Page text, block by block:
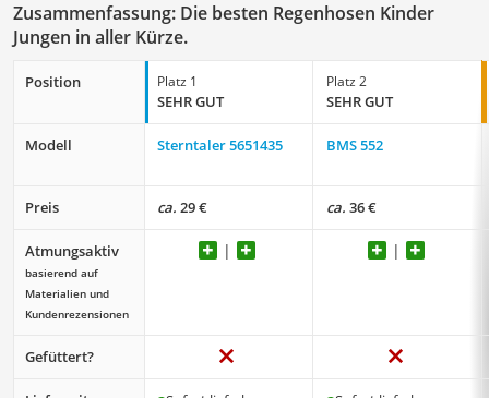
Zusammenfassung: Die besten Regenhosen Kinder
Jungen in aller Kürze.
Position Platz 1
SEHR GUT
Platz 2
SEHR GUT
Modell Sterntaler 5651435 BMS 552
Preis ca. 29 € ca. 36 €
Atmungsaktiv
basierend auf
Materialien und
Kundenrezensionen
Gefüttert?